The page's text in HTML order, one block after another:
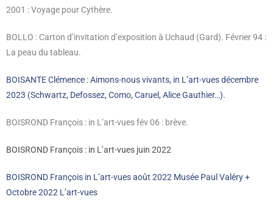
2001 : Voyage pour Cythère.
BOLLO : Carton d’invitation d’exposition à Uchaud (Gard). Février 94 :
La peau du tableau.
BOISANTE Clémence : Aimons-nous vivants, in L’art-vues décembre
2023 (Schwartz, Defossez, Como, Caruel, Alice Gauthier…).
BOISROND François : in L’art-vues fév 06 : brève.
BOISROND François : in L’art-vues juin 2022
BOISROND François in L’art-vues août 2022 Musée Paul Valéry +
Octobre 2022 L’art-vues